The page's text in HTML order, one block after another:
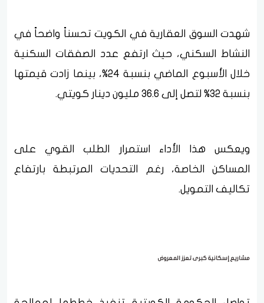
شهدت السوق العقارية في الكويت تحسناً واضحاً في
النشاط السكني، حيث ارتفع عدد الصفقات السكنية
خلال الأسبوع الماضي بنسبة 24%، بينما زادت قيمتها
بنسبة 32% لتصل إلى 36.6 مليون دينار كويتي.
ويعكس هذا الأداء استمرار الطلب القوي على
المساكن الخاصة، رغم التحديات المرتبطة بارتفاع
تكاليف التمويل.
مشاريع إسكانية كبرى تعزز المعروض